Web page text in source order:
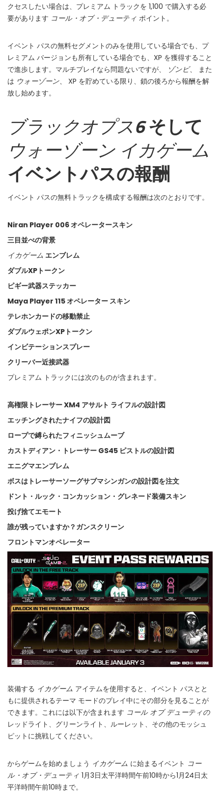
⚡Tricks BEFORE website
🎁Limited-time game codes
Temporary download keys — grab them fast, they expire
🏆Steam Games Giveaways
Global contests to win full Steam games & gift cards
No promotions, no junk — just pure gaming content
📲Instant Telegram Delivery
Everything arrives directly — faster than websites or email
🔒 Members-Only Content
Exclusive guides & secrets never published anywhere else
クセスしたい場合は、プレミアム トラックを 1,100 で購入する必
要があります コール・オブ・デューティ ポイント。
イベント パスの無料セグメントのみを使用している場合でも、プ
レミアム バージョンも所有している場合でも、XP を獲得すること
で進歩します。マルチプレイなら問題ないですが、
ゾンビ、
また
は ウォーゾーン、
XP を貯めている限り、鎖の後ろから報酬を解
放し始めます。
ブラックオプス6そして
ウォーゾーン イカゲーム
イベントパスの報酬
イベント パスの無料トラックを構成する報酬は次のとおりです。
Niran Player 006 オペレータースキン
三目並べの背景
イカゲーム エンブレム
ダブルXPトークン
ピギー武器ステッカー
Maya Player 115 オペレーター スキン
テレホンカードの移動禁止
ダブルウェポンXPトークン
インビテーションスプレー
クリーバー近接武器
プレミアム トラックには次のものが含まれます。
高権限トレーサー XM4 アサルト ライフルの設計図
エッチングされたナイフの設計図
ロープで縛られたフィニッシュムーブ
カストディアン・トレーサー GS45 ピストルの設計図
エニグマエンブレム
ボスはトレーサーソーグサブマシンガンの設計図を注文
ドント・ルック・コンカッション・グレネード装備スキン
投げ捨てエモート
誰が残っていますか？ガンスクリーン
フロントマンオペレーター
装備する イカゲーム アイテムを使用すると、イベント パスとと
もに提供されるテーマ モードのプレイ中にその部分を見ることが
できます。これには以下が含まれます コール オブ デューティの
レッドライト、グリーンライト、ルーレット、その他のモッシュ
ピットに挑戦してください。
からゲームを始めましょう イカゲーム に始まるイベント コー
ル・オブ・デューティ 1月3日太平洋時間午前10時から1月24日太
平洋時間午前10時まで。